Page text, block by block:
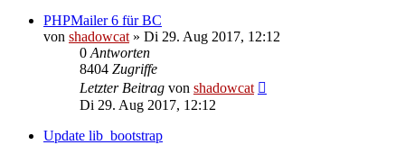
PHPMailer 6 für BC
von shadowcat » Di 29. Aug 2017, 12:12
0 Antworten
8404 Zugriffe
Letzter Beitrag von shadowcat
Di 29. Aug 2017, 12:12
Update lib_bootstrap